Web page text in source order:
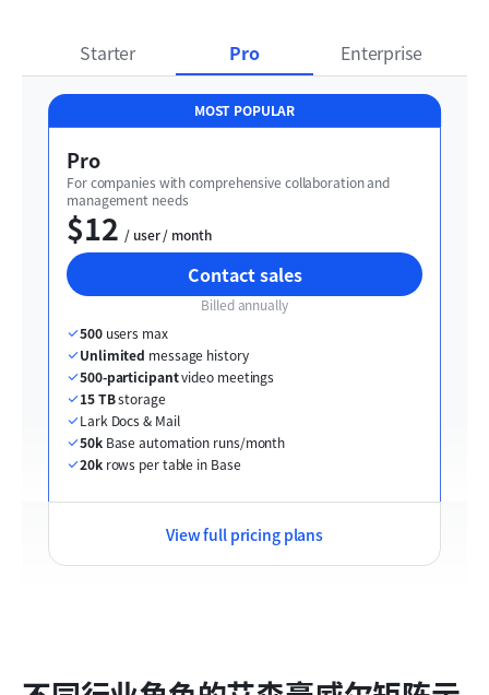
Starter Pro Enterprise
MOST POPULAR
Pro
For companies with comprehensive collaboration and
management needs
$12
  / user / month
Contact sales
Billed annually
500 users max
Unlimited message history
500-participant video meetings
15 TB storage
Lark Docs & Mail
50k Base automation runs/month
20k rows per table in Base
View full pricing plans